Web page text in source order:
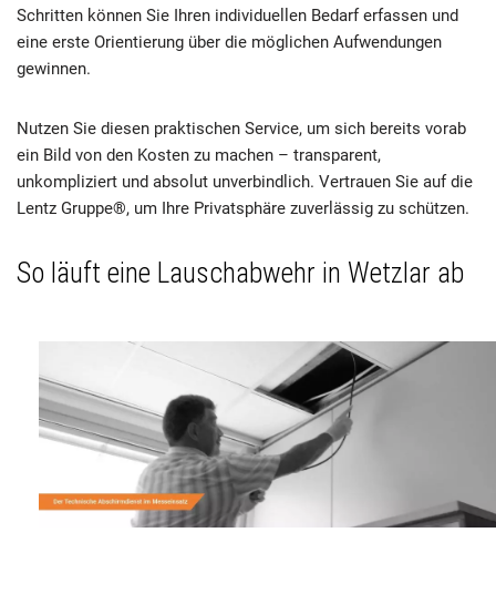
Schritten können Sie Ihren individuellen Bedarf erfassen und
eine erste Orientierung über die möglichen Aufwendungen
gewinnen.
Nutzen Sie diesen praktischen Service, um sich bereits vorab
ein Bild von den Kosten zu machen – transparent,
unkompliziert und absolut unverbindlich. Vertrauen Sie auf die
Lentz Gruppe®, um Ihre Privatsphäre zuverlässig zu schützen.
So läuft eine Lauschabwehr in Wetzlar ab